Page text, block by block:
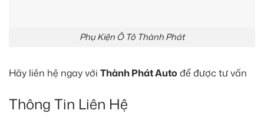
Phụ Kiện Ô Tô Thành Phát
Hãy liên hệ ngay với Thành Phát Auto để được tư vấn
Thông Tin Liên Hệ